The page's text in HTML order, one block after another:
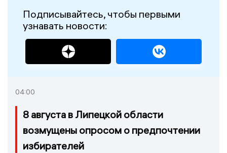
Подписывайтесь, чтобы первыми
узнавать новости:
04:00
8 августа в Липецкой области
возмущены опросом о предпочтении
избирателей